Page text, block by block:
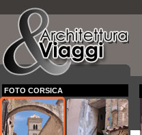
FOTO CORSICA